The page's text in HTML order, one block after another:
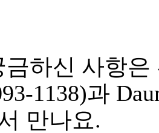
하신 사항은
1138)과
만나요.